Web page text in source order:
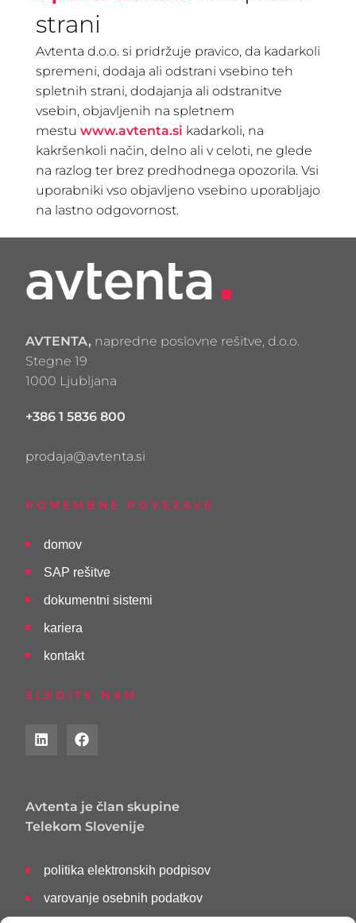
strani
Avtenta d.o.o. si pridržuje pravico, da kadarkoli
spremeni, dodaja ali odstrani vsebino teh
spletnih strani, dodajanja ali odstranitve
vsebin, objavljenih na spletnem
mestu www.avtenta.si kadarkoli, na
kakršenkoli način, delno ali v celoti, ne glede
na razlog ter brez predhodnega opozorila. Vsi
uporabniki vso objavljeno vsebino uporabljajo
na lastno odgovornost.
AVTENTA, napredne poslovne rešitve, d.o.o.
Stegne 19
1000 Ljubljana
+386 1 5836 800
prodaja@avtenta.si
POMEMBNE POVEZAVE
domov
SAP rešitve
dokumentni sistemi
kariera
kontakt
SLEDITE NAM
Avtenta je član skupine
Telekom Slovenije
politika elektronskih podpisov
varovanje osebnih podatkov